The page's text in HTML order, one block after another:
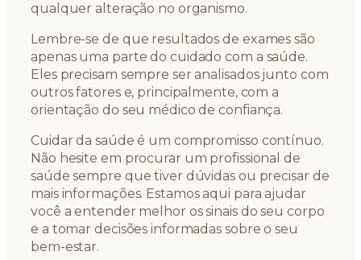
qualquer alteração no organismo.
Lembre-se de que resultados de exames são
apenas uma parte do cuidado com a saúde.
Eles precisam sempre ser analisados junto com
outros fatores e, principalmente, com a
orientação do seu médico de confiança.
Cuidar da saúde é um compromisso contínuo.
Não hesite em procurar um profissional de
saúde sempre que tiver dúvidas ou precisar de
mais informações. Estamos aqui para ajudar
você a entender melhor os sinais do seu corpo
e a tomar decisões informadas sobre o seu
bem-estar.